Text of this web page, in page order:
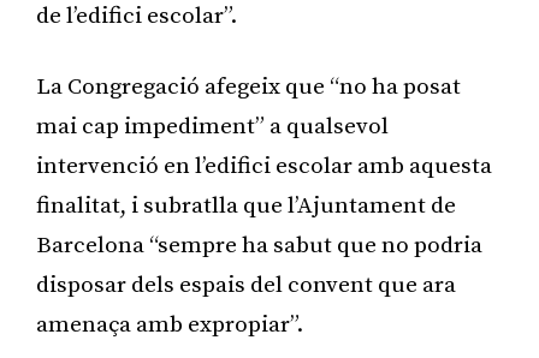
de l’edifici escolar”.
La Congregació afegeix que “no ha posat
mai cap impediment” a qualsevol
intervenció en l’edifici escolar amb aquesta
finalitat, i subratlla que l’Ajuntament de
Barcelona “sempre ha sabut que no podria
disposar dels espais del convent que ara
amenaça amb expropiar”.